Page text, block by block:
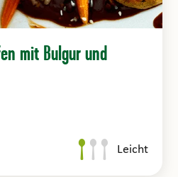
mit Bulgur und
Leicht